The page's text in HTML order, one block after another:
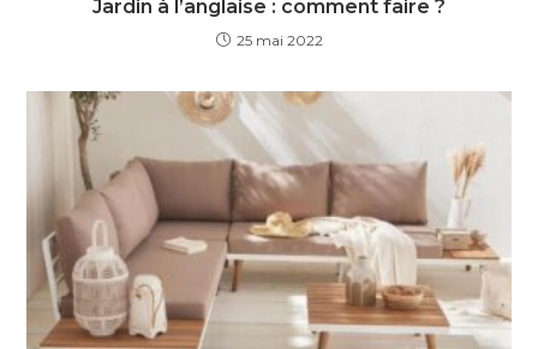
Jardin à l’anglaise : comment faire ?
25 mai 2022